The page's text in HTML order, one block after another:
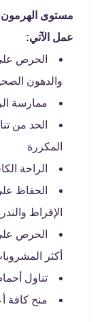
مستوى
عمل الآتي:
الحرص على
والدهون
ممارسة
الحد من
المكررة
الراحة
الحفاظ
الإفراط
الحرص
أكثر
تناول أحماض
منح كافة